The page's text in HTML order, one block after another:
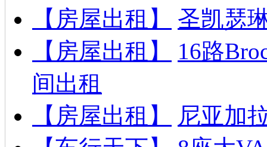
【房屋出租】
圣凯瑟
【房屋出租】
16路
间出租
【房屋出租】
尼亚加